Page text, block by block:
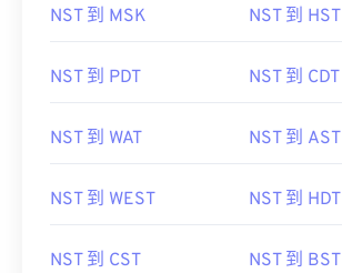
NST 到 MSK NST 到 HST
NST 到 PDT NST 到 CDT
NST 到 WAT NST 到 AST
NST 到 WEST NST 到 HDT
NST 到 CST NST 到 BST